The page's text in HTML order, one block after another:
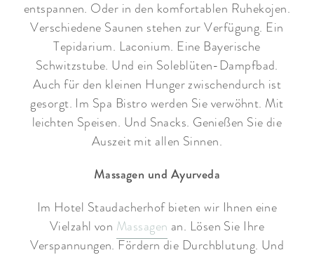
entspannen. Oder in den komfortablen Ruhekojen.
Verschiedene Saunen stehen zur Verfügung. Ein
Tepidarium. Laconium. Eine Bayerische
Schwitzstube. Und ein Soleblüten-Dampfbad.
Auch für den kleinen Hunger zwischendurch ist
gesorgt. Im Spa Bistro werden Sie verwöhnt. Mit
leichten Speisen. Und Snacks. Genießen Sie die
Auszeit mit allen Sinnen.
Massagen und Ayurveda
Im Hotel Staudacherhof bieten wir Ihnen eine
Vielzahl von Massagen an. Lösen Sie Ihre
Verspannungen. Fördern die Durchblutung. Und